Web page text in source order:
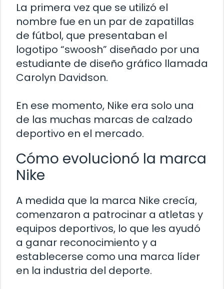
La primera vez que se utilizó el
nombre fue en un par de zapatillas
de fútbol, que presentaban el
logotipo “swoosh” diseñado por una
estudiante de diseño gráfico llamada
Carolyn Davidson.
En ese momento, Nike era solo una
de las muchas marcas de calzado
deportivo en el mercado.
Cómo evolucionó la marca
Nike
A medida que la marca Nike crecía,
comenzaron a patrocinar a atletas y
equipos deportivos, lo que les ayudó
a ganar reconocimiento y a
establecerse como una marca líder
en la industria del deporte.